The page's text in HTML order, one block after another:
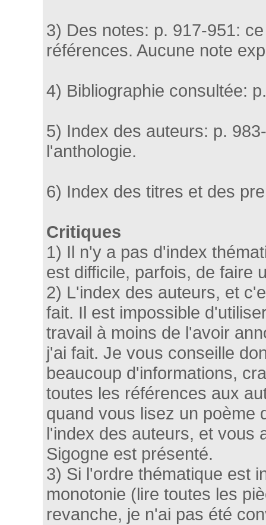
3) Des notes: p. 917-951:
références. Aucune note
4) Bibliographie consultée:
5) Index des auteurs: p.
l'anthologie.
6) Index des titres et des
Critiques
1) Il n'y a pas d'index
est difficile, parfois, de faire
2) L'index des auteurs, et
fait. Il est impossible
travail à moins de l'avoir
j'ai fait. Je vous conseille
beaucoup d'informations,
toutes les références aux
quand vous lisez un poème
l'index des auteurs, et vous
Sigogne est présenté.
3) Si l'ordre thématique est
monotonie (lire toutes les
revanche, je n'ai pas été